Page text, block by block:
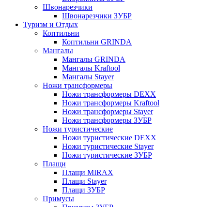
Швонарезчики
Швонарезчики ЗУБР
Туризм и Отдых
Коптильни
Коптильни GRINDA
Мангалы
Мангалы GRINDA
Мангалы Kraftool
Мангалы Stayer
Ножи трансформеры
Ножи трансформеры DEXX
Ножи трансформеры Kraftool
Ножи трансформеры Stayer
Ножи трансформеры ЗУБР
Ножи туристические
Ножи туристические DEXX
Ножи туристические Stayer
Ножи туристические ЗУБР
Плащи
Плащи MIRAX
Плащи Stayer
Плащи ЗУБР
Примусы